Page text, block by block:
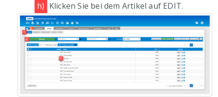
h) Klicken Sie bei dem Artikel auf EDIT.